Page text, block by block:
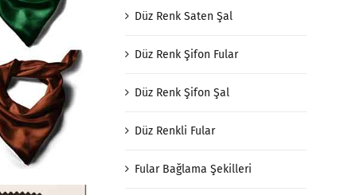
Düz Renk Saten Şal
Düz Renk Şifon Fular
Düz Renk Şifon Şal
Düz Renkli Fular
Fular Bağlama Şekilleri